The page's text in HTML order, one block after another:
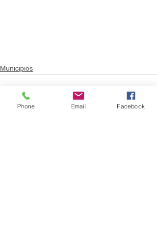
Municipios
Phone Email Facebook